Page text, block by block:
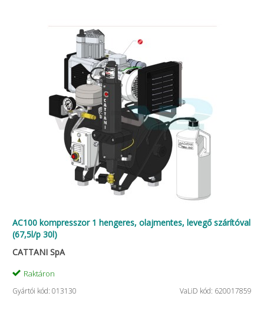
AC100 kompresszor 1 hengeres, olajmentes, levegő szárítóval
(67,5l/p 30l)
CATTANI SpA
Raktáron
Gyártói kód: 013130 VaLiD kód: 620017859